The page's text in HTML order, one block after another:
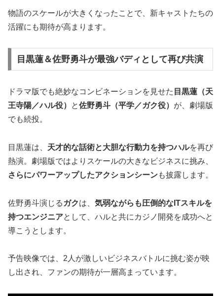
物語のスケールが大きくなったことで、新キャストたちの
活躍にも期待が高まります。
目黒蓮＆佐野勇斗が最強バディとして再び共演
ドラマ版でも絶妙なコンビネーションを見せた 目黒蓮（天
王寺陽／ハル役）
と佐野勇斗（平学／ガク役） が、劇場版
でも続投。
目黒蓮は、 天才的な話術と大胆な行動力を持つハルを再び
熱演。劇場版ではよりスケールの大きなビジネスに挑み、
さらにパワーアップしたアクションシーンも披露します。
佐野勇斗演じる ガクは、 気弱ながらも圧倒的なITスキルを
持つエンジニアとして、ハルと共にカジノ開発を成功へと
導こうとします。
予告映像では、2人が激しいビジネスバトルに挑む姿が映
し出され、ファンの期待が一層高まっています。